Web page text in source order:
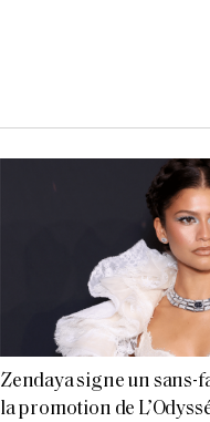
Zendaya signe un sans-
la promotion de